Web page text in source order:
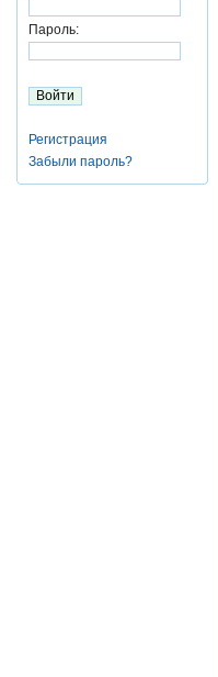
Пароль:
Регистрация
Забыли пароль?